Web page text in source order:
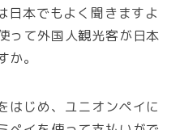
日本でもよく聞きますよ
って外国人観光客が日本
。
はじめ、ユニオンペイに